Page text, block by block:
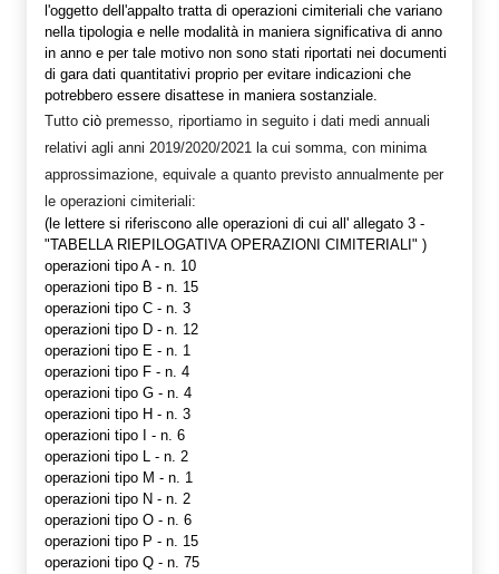
l'oggetto dell'appalto tratta di operazioni cimiteriali che variano
nella tipologia e nelle modalità in maniera significativa di anno
in anno e per tale motivo non sono stati riportati nei documenti
di gara dati quantitativi proprio per evitare indicazioni che
potrebbero essere disattese in maniera sostanziale.
Tutto ciò premesso, riportiamo in seguito i dati medi annuali
relativi agli anni 2019/2020/2021 la cui somma, con minima
approssimazione, equivale a quanto previsto annualmente per
le operazioni cimiteriali:
(le lettere si riferiscono alle operazioni di cui all' allegato 3 -
"TABELLA RIEPILOGATIVA OPERAZIONI CIMITERIALI" )
operazioni tipo A - n. 10
operazioni tipo B - n. 15
operazioni tipo C - n. 3
operazioni tipo D - n. 12
operazioni tipo E - n. 1
operazioni tipo F - n. 4
operazioni tipo G - n. 4
operazioni tipo H - n. 3
operazioni tipo I - n. 6
operazioni tipo L - n. 2
operazioni tipo M - n. 1
operazioni tipo N - n. 2
operazioni tipo O - n. 6
operazioni tipo P - n. 15
operazioni tipo Q - n. 75